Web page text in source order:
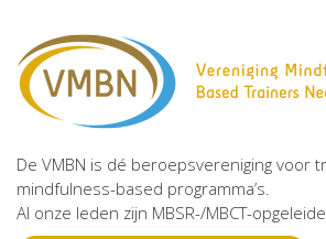
De VMBN is dé beroepsvereniging voor
mindfulness-based programma’s.
Al onze leden zijn MBSR-/MBCT-